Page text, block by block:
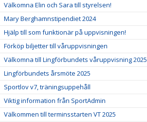
Välkomna Elin och Sara till styrelsen!
Mary Berghamnstipendiet 2024
Hjälp till som funktionär på uppvisningen!
Förköp biljetter till våruppvisningen
Välkomna till Lingförbundets våruppvisning 2025
Lingförbundets årsmöte 2025
Sportlov v7, träningsuppehåll
Viktig information från SportAdmin
Välkommen till terminsstarten VT 2025